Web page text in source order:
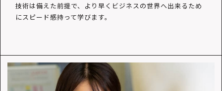
技術は備えた前提で、より早くビジネスの世界へ出来るため
にスピード感持って学びます。